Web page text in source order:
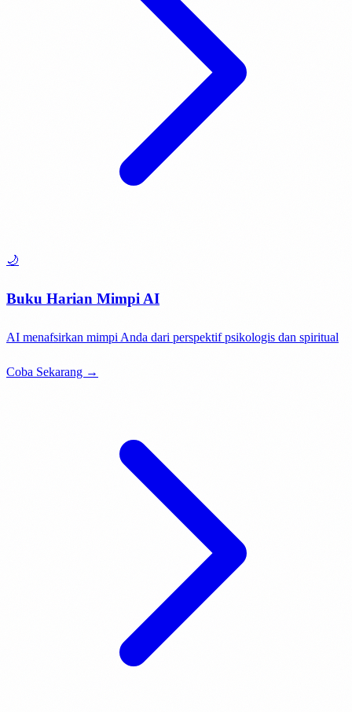
🌙
Buku Harian Mimpi AI
AI menafsirkan mimpi Anda dari perspektif psikologis dan spiritual
Coba Sekarang →